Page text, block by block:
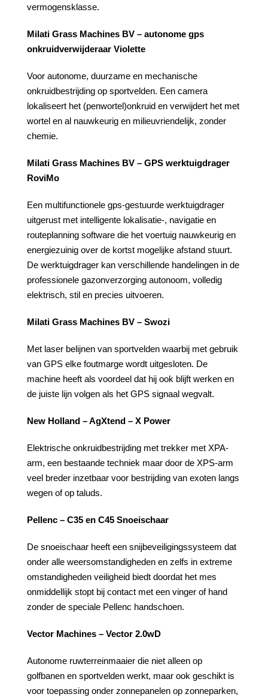
vermogensklasse.
Milati Grass Machines BV – autonome gps
onkruidverwijderaar Violette
Voor autonome, duurzame en mechanische
onkruidbestrijding op sportvelden. Een camera
lokaliseert het (penwortel)onkruid en verwijdert het met
wortel en al nauwkeurig en milieuvriendelijk, zonder
chemie.
Milati Grass Machines BV – GPS werktuigdrager
RoviMo
Een multifunctionele gps-gestuurde werktuigdrager
uitgerust met intelligente lokalisatie-, navigatie en
routeplanning software die het voertuig nauwkeurig en
energiezuinig over de kortst mogelijke afstand stuurt.
De werktuigdrager kan verschillende handelingen in de
professionele gazonverzorging autonoom, volledig
elektrisch, stil en precies uitvoeren.
Milati Grass Machines BV – Swozi
Met laser belijnen van sportvelden waarbij met gebruik
van GPS elke foutmarge wordt uitgesloten. De
machine heeft als voordeel dat hij ook blijft werken en
de juiste lijn volgen als het GPS signaal wegvalt.
New Holland – AgXtend – X Power
Elektrische onkruidbestrijding met trekker met XPA-
arm, een bestaande techniek maar door de XPS-arm
veel breder inzetbaar voor bestrijding van exoten langs
wegen of op taluds.
Pellenc – C35 en C45 Snoeischaar
De snoeischaar heeft een snijbeveiligingssysteem dat
onder alle weersomstandigheden en zelfs in extreme
omstandigheden veiligheid biedt doordat het mes
onmiddellijk stopt bij contact met een vinger of hand
zonder de speciale Pellenc handschoen.
Vector Machines – Vector 2.0wD
Autonome ruwterreinmaaier die niet alleen op
golfbanen en sportvelden werkt, maar ook geschikt is
voor toepassing onder zonnepanelen op zonneparken,